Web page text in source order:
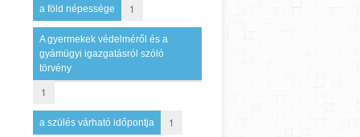
a föld népessége 1
A gyermekek védelméről és a
gyámügyi igazgatásról szóló
törvény
1
a szülés várható időpontja 1